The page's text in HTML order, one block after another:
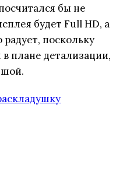
бы не
будет Full HD, а
поскольку
плане детализации,